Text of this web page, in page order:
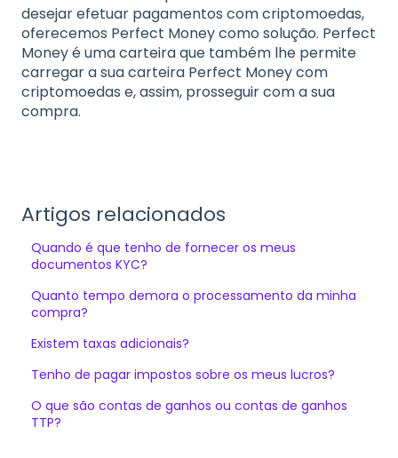
desejar efetuar pagamentos com criptomoedas,
oferecemos Perfect Money como solução. Perfect
Money é uma carteira que também lhe permite
carregar a sua carteira Perfect Money com
criptomoedas e, assim, prosseguir com a sua
compra.
Artigos relacionados
Quando é que tenho de fornecer os meus
documentos KYC?
Quanto tempo demora o processamento da minha
compra?
Existem taxas adicionais?
Tenho de pagar impostos sobre os meus lucros?
O que são contas de ganhos ou contas de ganhos
TTP?